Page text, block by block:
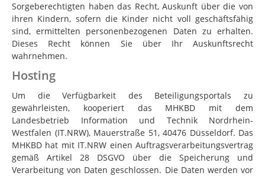
Sorgeberechtigten haben das Recht, Auskunft über die von
ihren Kindern, sofern die Kinder nicht voll geschäftsfähig
sind, ermittelten personenbezogenen Daten zu erhalten.
Dieses Recht können Sie über Ihr Auskunftsrecht
wahrnehmen.
Hosting
Um die Verfügbarkeit des Beteiligungsportals zu
gewährleisten, kooperiert das MHKBD mit dem
Landesbetrieb Information und Technik Nordrhein-
Westfalen (IT.NRW), Mauerstraße 51, 40476 Düsseldorf. Das
MHKBD hat mit IT.NRW einen Auftragsverarbeitungsvertrag
gemäß Artikel 28 DSGVO über die Speicherung und
Verarbeitung von Daten geschlossen. Die Daten werden vor